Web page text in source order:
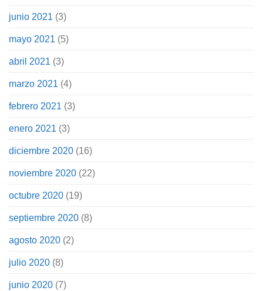
junio 2021 (3)
mayo 2021 (5)
abril 2021 (3)
marzo 2021 (4)
febrero 2021 (3)
enero 2021 (3)
diciembre 2020 (16)
noviembre 2020 (22)
octubre 2020 (19)
septiembre 2020 (8)
agosto 2020 (2)
julio 2020 (8)
junio 2020 (7)